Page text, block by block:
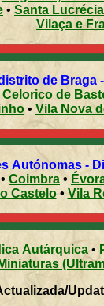
• Santa
Vilaça e
de Braga
Celorico de
• Vila
Distritos/Regiões
• Coimbra•
Castelo• Vila
Autárquica•
Miniaturas